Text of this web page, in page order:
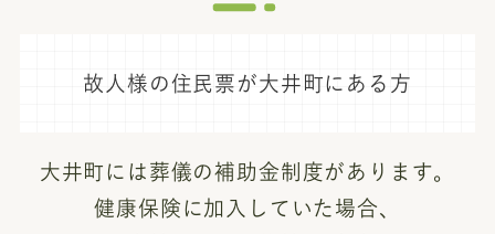
故人様の住民票が大井町にある方
大井町には葬儀の補助金制度があります。
健康保険に加入していた場合、